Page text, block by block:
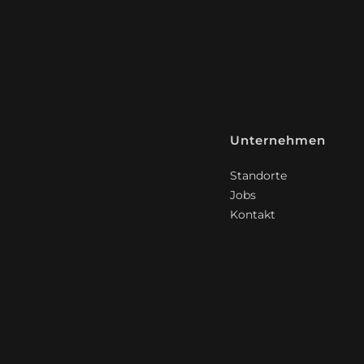
Unternehmen
Standorte
Jobs
Kontakt